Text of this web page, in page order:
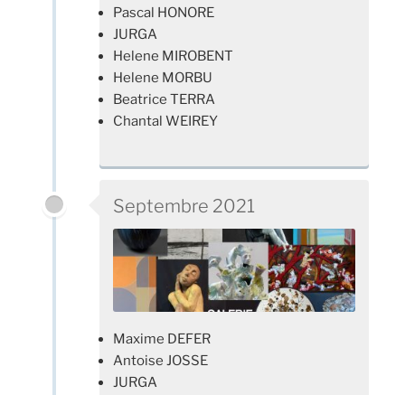
Pascal HONORE
JURGA
Helene MIROBENT
Helene MORBU
Beatrice TERRA
Chantal WEIREY
Septembre 2021
Maxime DEFER
Antoise JOSSE
JURGA